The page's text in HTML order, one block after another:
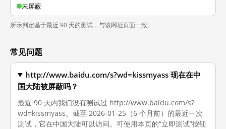
未屏蔽
所示判定基于最近 90 天的测试，与该网址页面一致。
常见问题
http://www.baidu.com/s?wd=kissmyass 现在在中
国大陆被屏蔽吗？
最近 90 天内我们没有测试过 http://www.baidu.com/s?
wd=kissmyass。截至 2026-01-25（6 个月前）的最近一次
测试，它在中国大陆可以访问。可使用本页的“立即测试”按钮